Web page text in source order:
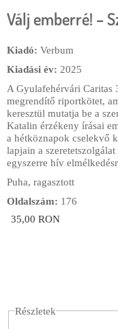
Válj emberré! –
Kiadó: Verbum
Kiadási év: 2025
A Gyulafehérvári Caritas
megrendítő riportkötet,
keresztül mutatja be a
Katalin érzékeny írásai
a hétköznapok cselekvő
lapjain a
egyszerre hív
Puha, ragasztott
Oldalszám: 176
35,00 RON
Részletek